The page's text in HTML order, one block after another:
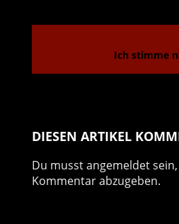
Ich stimme
DIESEN ARTIKEL
Du musstangemeldet
Kommentar abzugeben.